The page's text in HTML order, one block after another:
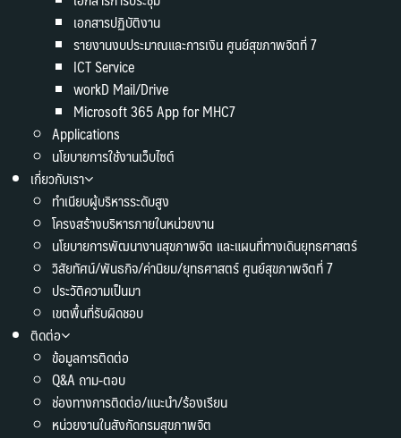
เอกสารปฏิบัติงาน
รายงานงบประมาณและการเงิน ศูนย์สุขภาพจิตที่ 7
ICT Service
workD Mail/Drive
Microsoft 365 App for MHC7
Applications
นโยบายการใช้งานเว็บไซต์
เกี่ยวกับเรา
ทำเนียบผู้บริหารระดับสูง
โครงสร้างบริหารภายในหน่วยงาน
นโยบายการพัฒนางานสุขภาพจิต และแผนที่ทางเดินยุทธศาสตร์
วิสัยทัศน์/พันธกิจ/ค่านิยม/ยุทธศาสตร์ ศูนย์สุขภาพจิตที่ 7
ประวัติความเป็นมา
เขตพื้นที่รับผิดชอบ
ติดต่อ
ข้อมูลการติดต่อ
Q&A ถาม-ตอบ
ช่องทางการติดต่อ/แนะนำ/ร้องเรียน
หน่วยงานในสังกัดกรมสุขภาพจิต